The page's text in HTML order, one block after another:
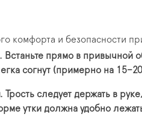
комфорта и безопасности
Встаньте прямо в привычной
согнут (примерно на
Трость следует держать в
утки должна удобно